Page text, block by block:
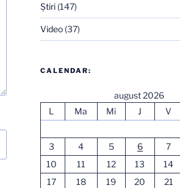
Ştiri(147)
Video(37)
CALENDAR:
august 2026
L
Ma Mi J V
3
4 5 6 7
10
11 12 13 14
17
18 19 20 21